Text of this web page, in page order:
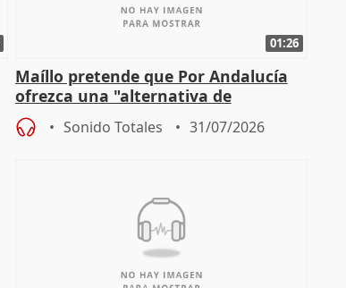
01:26
Maíllo pretende que Por Andalucía
ofrezca una "alternativa de
gobierno" con su labor de oposición
Sonido Totales 31/07/2026